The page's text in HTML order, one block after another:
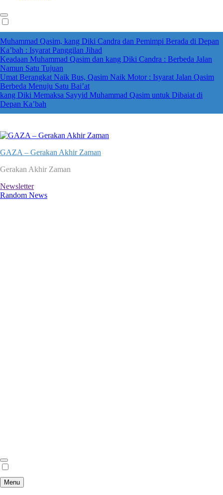
Muhammad Qasim, kang Diki Candra dan Pemimpi Berada di Depan
Ka’bah : Isyarat Panggilan Jihad
Keadaan Muhammad Qasim dan kang Diki Candra : Berbeda Jalan
Namun Satu Tujuan
Umat Berangkat Naik Bus, Qasim Naik Motor : Isyarat Jalan Qasim
Berbeda Menuju Satu Bai’at
kang Diki Memaksa Sayyid Muhammad Qasim untuk Dibaiat di
Depan Ka’bah
GAZA – Gerakan Akhir Zaman
Gerakan Akhir Zaman
Newsletter
Random News
Menu